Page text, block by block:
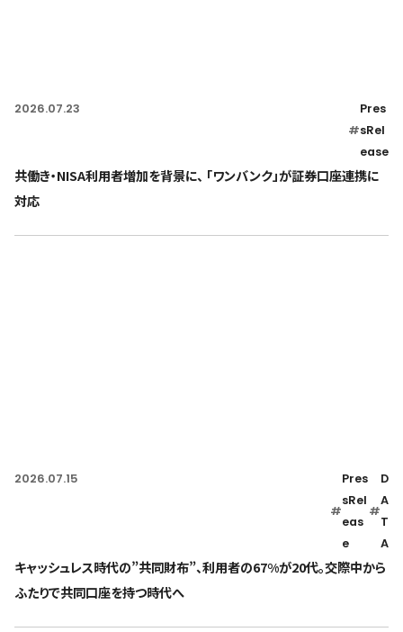
2026.07.23
#
Pres
sRel
ease
共働き・NISA利用者増加を背景に、 「ワンバンク」が証券口座連携に
対応
2026.07.15
#
Pres
sRel
eas
e
#
D
A
T
A
キャッシュレス時代の”共同財布”、利用者の67%が20代。交際中から
ふたりで共同口座を持つ時代へ